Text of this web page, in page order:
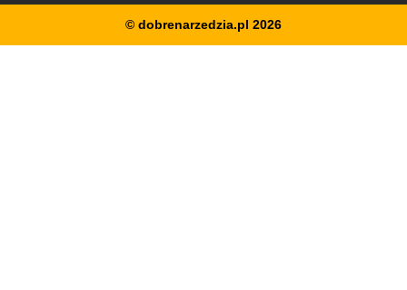
© dobrenarzedzia.pl 2026